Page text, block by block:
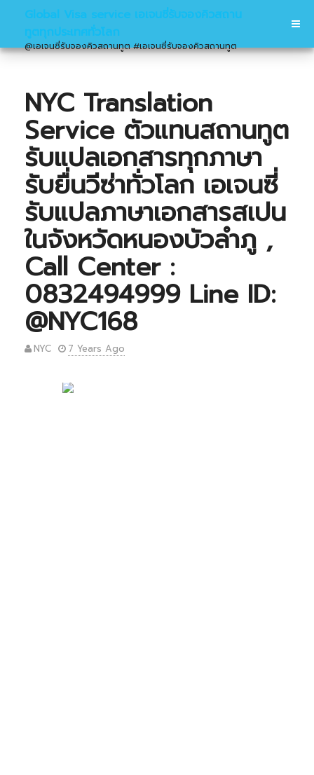
Global Visa service เอเจนซี่รับจองคิวสถาน
ทูตทุกประเทศทั่วโลก
@เอเจนซี่รับจองคิวสถานทูต #เอเจนซี่รับจองคิวสถานทูต
NYC Translation
Service ตัวแทนสถานทูต
รับแปลเอกสารทุกภาษา
รับยื่นวีซ่าทั่วโลก เอเจนซี่
รับแปลภาษาเอกสารสเปน
ในจังหวัดหนองบัวลำภู ,
Call Center :
0832494999 Line ID:
@NYC168
NYC 7 Years Ago